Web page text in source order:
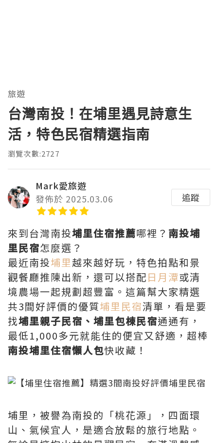
旅遊
台灣南投！在埔里遇見詩意生
活，特色民宿精選指南
瀏覽次數:2727
Mark愛旅遊
發佈於 2025.03.06
追蹤
來到台灣南投埔里住宿推薦哪裡？ 南投埔
里民宿怎麼選？
最近南投埔里越來越好玩，特色拍點和景
觀餐廳推陳出新，還可以搭配日月潭或清
境農場一起規劃超豐富。這篇幫大家精選
共3間好評價的優質埔里民宿清單，看是要
找埔里親子民宿、埔里包棟民宿通通有，
最低1,000多元就能住的便宜又舒適，超棒
南投埔里住宿懶人包快收藏！
埔里，被譽為南投的「桃花源」，四面環
山、氣候宜人，是適合放鬆的旅行地點。